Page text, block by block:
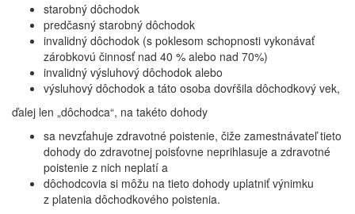
starobný dôchodok
predčasný starobný dôchodok
invalidný dôchodok (s poklesom schopnosti vykonávať
zárobkovú činnosť nad 40 % alebo nad 70%)
invalidný výsluhový dôchodok alebo
výsluhový dôchodok a táto osoba dovŕšila dôchodkový vek,
ďalej len „dôchodca“, na takéto dohody
sa nevzťahuje zdravotné poistenie, čiže zamestnávateľ tieto
dohody do zdravotnej poisťovne neprihlasuje a zdravotné
poistenie z nich neplatí a
dôchodcovia si môžu na tieto dohody uplatniť výnimku
z platenia dôchodkového poistenia.